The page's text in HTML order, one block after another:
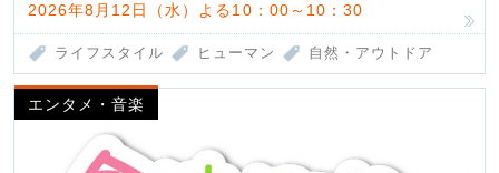
2026年8月12日（水）よる10：00～10：30
ライフスタイル ヒューマン 自然・アウトドア
エンタメ・音楽